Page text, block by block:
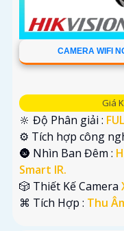
CAMERA WIFI
Giá
🔆 Độ Phân giải :
⚙ Tích hợp công
🌚 Nhìn Ban Đêm :
Smart IR.
🎲 Thiết Kế Camera
️⌘ Tích Hợp : Thu